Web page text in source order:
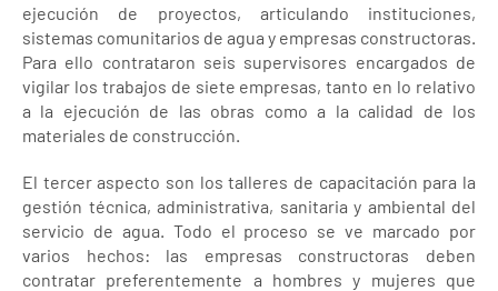
ejecución de proyectos, articulando instituciones,
sistemas comunitarios de agua y empresas constructoras.
Para ello contrataron seis supervisores encargados de
vigilar los trabajos de siete empresas, tanto en lo relativo
a la ejecución de las obras como a la calidad de los
materiales de construcción.
El tercer aspecto son los talleres de capacitación para la
gestión técnica, administrativa, sanitaria y ambiental del
servicio de agua. Todo el proceso se ve marcado por
varios hechos: las empresas constructoras deben
contratar preferentemente a hombres y mujeres que